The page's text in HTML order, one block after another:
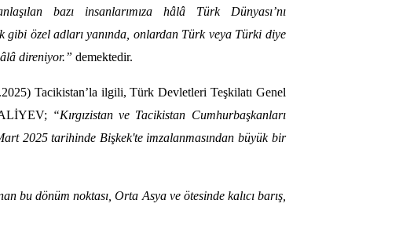
bazı insanlarımıza hâlâ Türk Dünyası’nı
gibi özel adları yanında, onlardan Türk veya Türki diye
direniyor.” demektedir.
Tacikistan’la ilgili, Türk Devletleri Teşkilatı Genel
“Kırgızistan ve Tacikistan Cumhurbaşkanları
2025 tarihinde Bişkek'te imzalanmasından büyük bir
bu dönüm noktası, Orta Asya ve ötesinde kalıcı barış,